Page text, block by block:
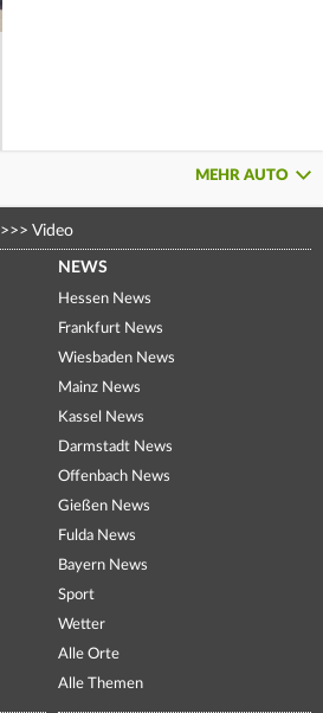
MEHR AUTO
>>> Video
NEWS
Hessen News
Frankfurt News
Wiesbaden News
Mainz News
Kassel News
Darmstadt News
Offenbach News
Gießen News
Fulda News
Bayern News
Sport
Wetter
Alle Orte
Alle Themen